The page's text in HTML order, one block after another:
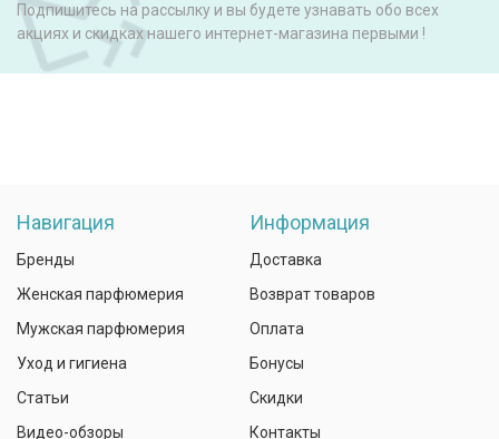
Подпишитесь на рассылку и вы будете узнавать обо всех
акциях и скидках нашего интернет-магазина первыми !
Навигация
Бренды
Женская парфюмерия
Мужская парфюмерия
Уход и гигиена
Статьи
Видео-обзоры
Информация
Доставка
Возврат товаров
Оплата
Бонусы
Скидки
Контакты